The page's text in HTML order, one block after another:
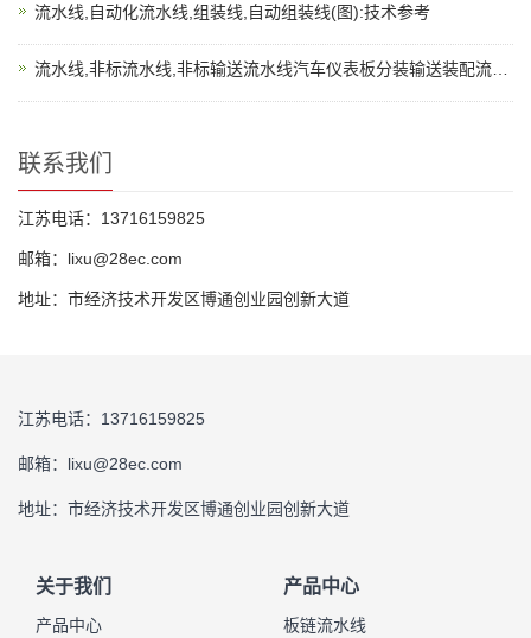
流水线,自动化流水线,组装线,自动组装线(图):技术参考
联系我们
江苏电话：13716159825
邮箱：lixu@28ec.com
地址：市经济技术开发区博通创业园创新大道
江苏电话：13716159825
邮箱：lixu@28ec.com
地址：市经济技术开发区博通创业园创新大道
关于我们
产品中心
产品中心
板链流水线